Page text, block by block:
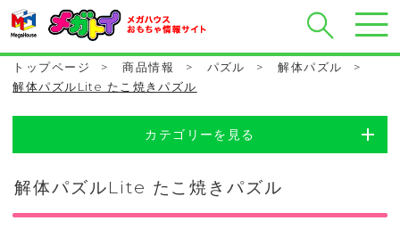
トップページ > 商品情報 > パズル > 解体パズル
>
解体パズルLite たこ焼きパズル
カテゴリーを見る
解体パズルLite たこ焼きパズル